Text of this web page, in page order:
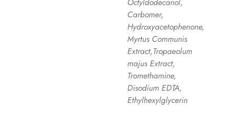
Carbomer,
Hydroxyacetophenone,
Myrtus Communis
Extract,Tropaeolum
majus Extract,
Tromethamine,
Disodium EDTA,
Ethylhexylglycerin